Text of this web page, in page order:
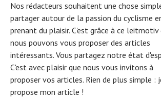
Nos rédacteurs souhaitent une chose
partager autour de la passion du cyclisme
prenant du plaisir. C'est grâce à ce leitmotiv
nous pouvons vous proposer des articles
intéressants. Vous partagez notre état
C'est avec plaisir que nous vous invitons à
proposer vos articles. Rien de plus simple :
propose mon article !